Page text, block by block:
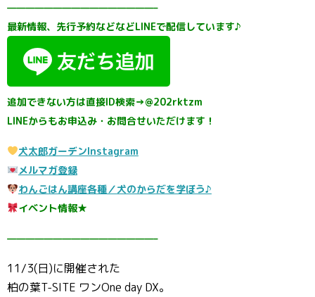
————————————————–
最新情報、先行予約などなどLINEで配信しています♪
追加できない方は直接ID検索→@202rktzm
LINEからもお申込み・お問合せいただけます！
犬太郎ガーデンInstagram
メルマガ登録
わんごはん講座各種／犬のからだを学ぼう♪
イベント情報★
————————————————–
11/3(日)に開催された
柏の葉T-SITE ワンOne day DX。